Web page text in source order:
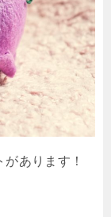
あります！